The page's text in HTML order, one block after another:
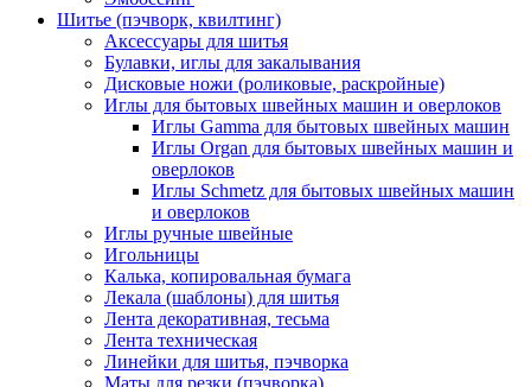
Шитье (пэчворк, квилтинг)
Аксессуары для шитья
Булавки, иглы для закалывания
Дисковые ножи (роликовые, раскройные)
Иглы для бытовых швейных машин и оверлоков
Иглы Gamma для бытовых швейных машин
Иглы Organ для бытовых швейных машин и
оверлоков
Иглы Schmetz для бытовых швейных машин
и оверлоков
Иглы ручные швейные
Игольницы
Калька, копировальная бумага
Лекала (шаблоны) для шитья
Лента декоративная, тесьма
Лента техническая
Линейки для шитья, пэчворка
Маты для резки (пэчворка)